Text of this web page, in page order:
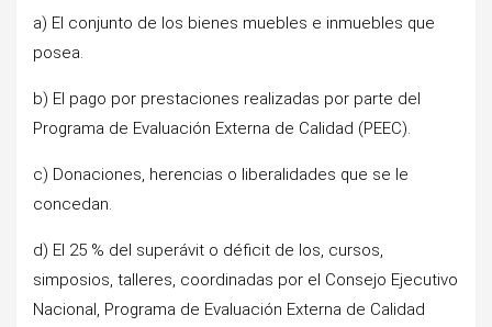
a) El conjunto de los bienes muebles e inmuebles que
posea.
b) El pago por prestaciones realizadas por parte del
Programa de Evaluación Externa de Calidad (PEEC).
c) Donaciones, herencias o liberalidades que se le
concedan.
d) El 25 % del superávit o déficit de los, cursos,
simposios, talleres, coordinadas por el Consejo Ejecutivo
Nacional, Programa de Evaluación Externa de Calidad